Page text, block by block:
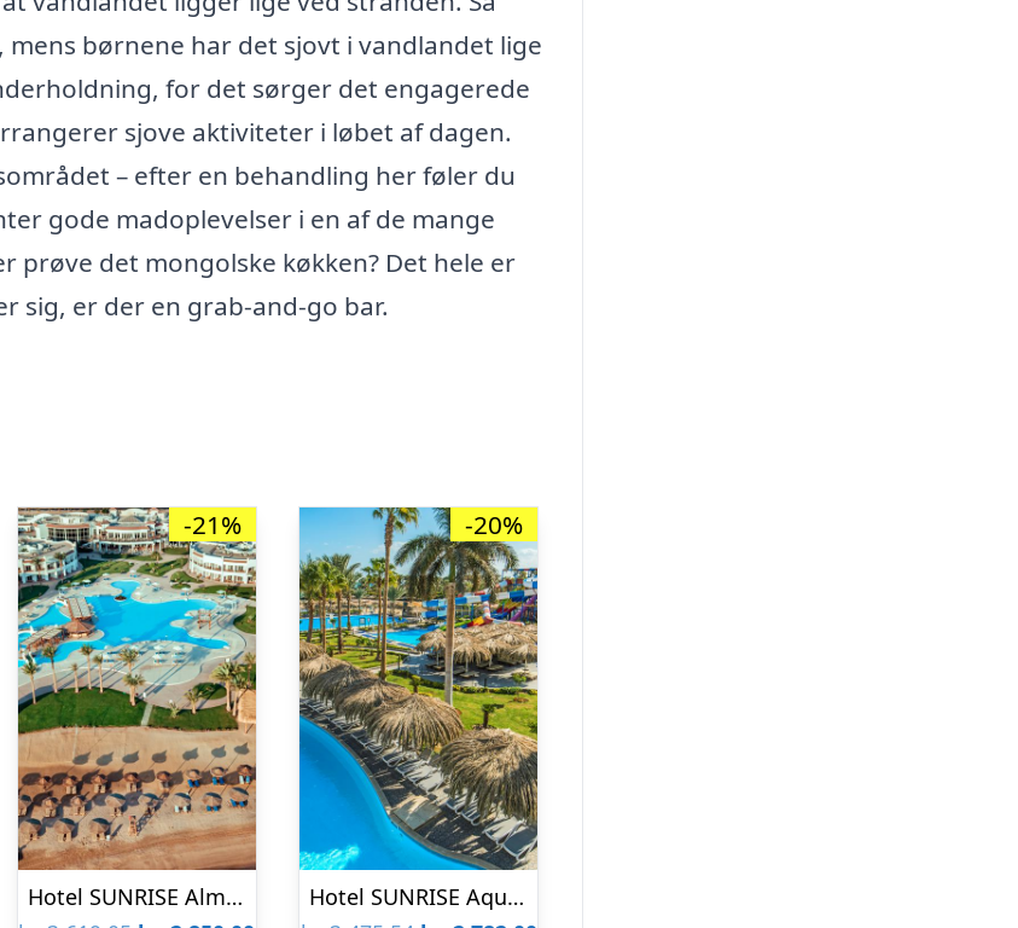
børnene har det sjovt i vandlandet lige
for det sørger det engagerede
sjove aktiviteter i løbet af dagen.
– efter en behandling her føler du
gode madoplevelser i en af de mange
prøve det mongolske køkken? Det hele er
sig, er der en grab-and-go bar.
-21%
Hotel SUNRISE Alma Bay Resort
-20%
Hotel SUNRISE Aqua Joy Resort